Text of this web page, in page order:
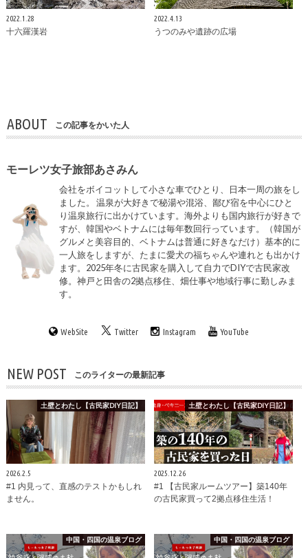
2022.1.28
十六羅漢岩
2022.4.13
うつのみや遺跡の広場
ABOUT この記事をかいた人
モーレツ女子旅部あさみん
会社をボイコットして小さな車でひとり、日本一周の旅をし
ました。 温泉が大好きで秘湯や混浴、鄙び宿を中心にひと
り温泉旅行に出かけています。海外よりも国内旅行が好きで
すが、韓国やベトナムには毎年数回行っています。（韓国が
グルメと美容目的、ベトナムは普通に好きなだけ）基本的に
一人旅をしますが、たまに愛犬の福ちゃんや連れとも出かけ
ます。2025年冬に古民家を購入して自力でDIYで古民家改
修。神戸と田舎の2拠点移住、畑仕事や地域行事に勤しみま
す。
WebSite Twitter Instagram YouTube
NEW POST このライターの最新記事
土壁とわたし【古民家DIY日記】
2026.2.5
#1 内見って、直感のテストかもしれ
ません。
土壁とわたし【古民家DIY日記】
2025.12.26
#1 【古民家ルームツアー】築140年
の古民家買って2拠点移住生活！
中国・四国の温泉ブログ 中国・四国の温泉ブログ